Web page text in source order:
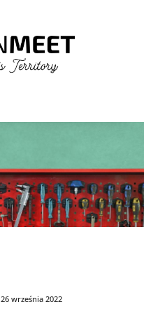
26 września 2022